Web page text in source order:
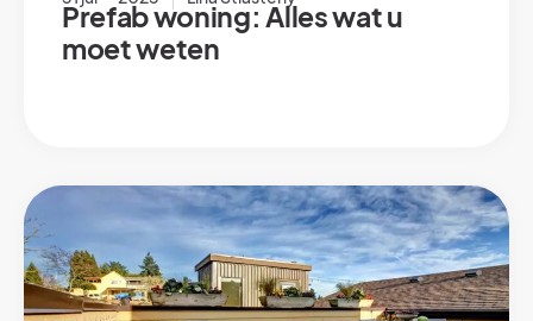
Prefab woning: Alles wat u
moet weten